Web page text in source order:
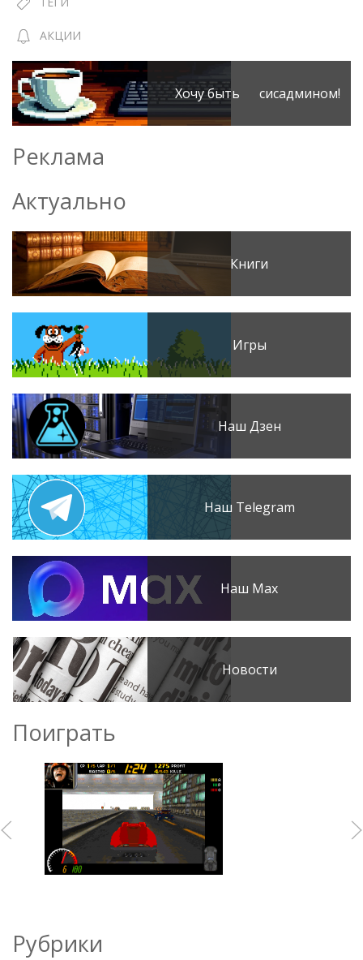
АКЦИИ
Хочу быть сисадмином!
Реклама
Актуально
Книги
Игры
Наш Дзен
Наш Telegram
Наш Max
Новости
Поиграть
Рубрики